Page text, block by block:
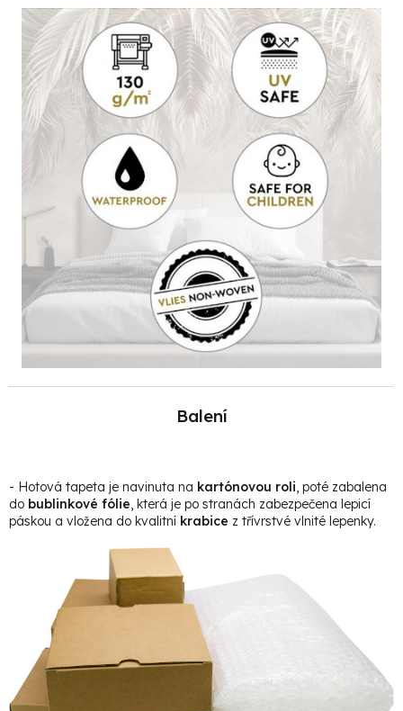
Balení
- Hotová tapeta je navinuta na kartónovou roli, poté zabalena
do bublinkové fólie, která je po stranách zabezpečena lepicí
páskou a vložena do kvalitní krabice z třívrstvé vlnité lepenky.